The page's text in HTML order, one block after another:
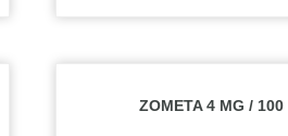
ZOMETA 4 MG /